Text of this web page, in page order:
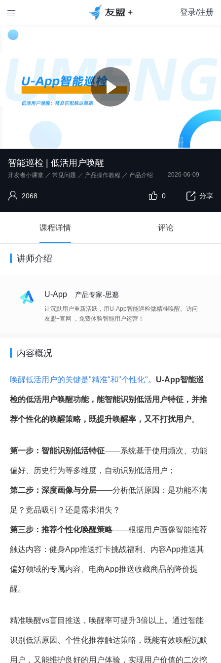
 登录/注册
智能巡检 | 低活用户唤醒
开发者小课堂 ／ 常见问题 ／ 产品操作教程 ／ 产品介绍 2026-06-09
2068 分享
0
课程详情 评论
讲师介绍
U-App 产品专家-思邈
让沉默用户重新活跃，用U-App智能巡检做精准唤醒。访问
友盟+官网 ，免费体验智能用户运营！
内容概况
唤醒低活用户的关键是"精准"和"个性化"。 U-App智能巡
检的低活用户唤醒功能，能智能识别低活用户特征，并推
荐个性化的唤醒策略，既提升唤醒率，又不打扰用户。
第一步：智能识别低活特征——系统基于使用频次、功能
偏好、历史行为等多维度，自动识别低活用户；
第二步：深度画像与分层——分析低活原因：是功能不满
足？竞品吸引？还是需求消失？
第三步：推荐个性化唤醒策略——根据用户画像智能推荐
触达内容：健身App推送打卡挑战福利、内容App推送其
偏好领域的专属内容、电商App推送收藏商品的降价提
醒。
精准唤醒vs盲目推送，唤醒率可提升3倍以上。通过智能
识别低活原因、个性化推荐触达策略，既能有效唤醒沉默
用户，又能维护良好的用户体验，实现用户价值的二次挖